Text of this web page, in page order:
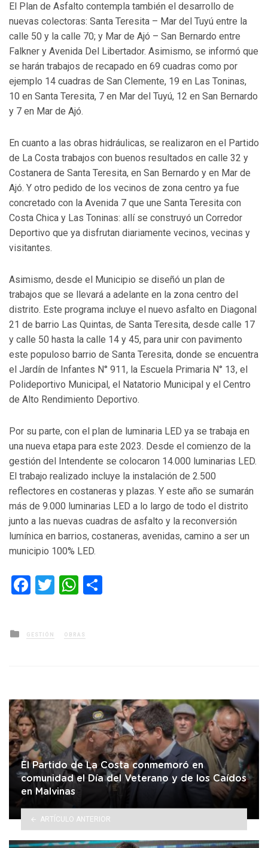
El Plan de Asfalto contempla también el desarrollo de
nuevas colectoras: Santa Teresita – Mar del Tuyú entre la
calle 50 y la calle 70; y Mar de Ajó – San Bernardo entre
Falkner y Avenida Del Libertador. Asimismo, se informó que
se harán trabajos de recapado en 69 cuadras como por
ejemplo 14 cuadras de San Clemente, 19 en Las Toninas,
10 en Santa Teresita, 7 en Mar del Tuyú, 12 en San Bernardo
y 7 en Mar de Ajó.
En cuanto a las obras hidráulicas, se realizaron en el Partido
de La Costa trabajos con buenos resultados en calle 32 y
Costanera de Santa Teresita, en San Bernardo y en Mar de
Ajó. Y otro pedido de los vecinos de zona centro ya fue
concretado con la Avenida 7 que une Santa Teresita con
Costa Chica y Las Toninas: allí se construyó un Corredor
Deportivo que ya disfrutan diariamente vecinos, vecinas y
visitantes.
Asimismo, desde el Municipio se diseñó un plan de
trabajos que se llevará a adelante en la zona centro del
distrito. Este programa incluye el nuevo asfalto en Diagonal
21 de barrio Las Quintas, de Santa Teresita, desde calle 17
y calle 50 hasta la calle 14 y 45, para unir con pavimento
este populoso barrio de Santa Teresita, donde se encuentra
el Jardín de Infantes N° 911, la Escuela Primaria N° 13, el
Polideportivo Municipal, el Natatorio Municipal y el Centro
de Alto Rendimiento Deportivo.
Por su parte, con el plan de luminaria LED ya se trabaja en
una nueva etapa para este 2023. Desde el comienzo de la
gestión del Intendente se colocaron 14.000 luminarias LED.
El trabajo realizado incluye la instalación de 2.500
reflectores en costaneras y plazas. Y este año se sumarán
más de 9.000 luminarias LED a lo largo de todo el distrito
junto a las nuevas cuadras de asfalto y la reconversión
lumínica en barrios, costaneras, avenidas, camino a ser un
municipio 100% LED.
Facebook
TwitterWhatsApp
Posted
in
GESTIÓN OBRAS
El Partido de La Costa conmemoró en
comunidad el Día del Veterano y de los Caídos
en Malvinas
ARTÍCULO ANTERIOR